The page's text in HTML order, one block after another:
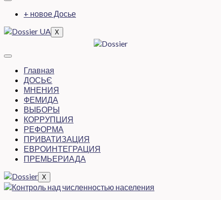
+ новое Досье
X
Главная
ДОСЬЄ
МНЕНИЯ
ФЕМИДА
ВЫБОРЫ
КОРРУПЦИЯ
РЕФОРМА
ПРИВАТИЗАЦИЯ
ЕВРОИНТЕГРАЦИЯ
ПРЕМЬЕРИАДА
X